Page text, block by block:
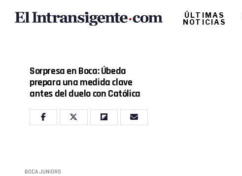
ÚLTIMAS
NOTICIAS
Sorpresa en Boca: Úbeda
prepara una medida clave
antes del duelo con Católica
BOCA JUNIORS